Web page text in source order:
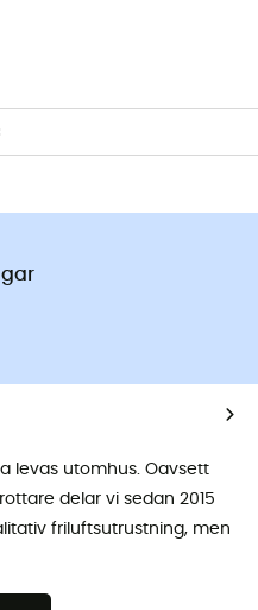
levas utomhus. Oavsett
delar vi sedan 2015
friluftsutrustning, men